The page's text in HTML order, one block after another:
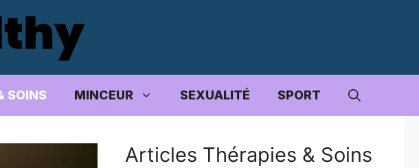
SOINS MINCEUR SEXUALITÉ SPORT
Articles Thérapies & Soins